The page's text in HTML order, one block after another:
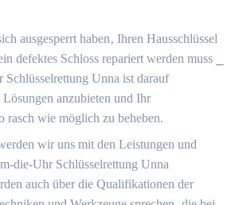
ausgesperrt haben‚ Ihren Hausschlüssel
defektes Schloss repariert werden muss ⎯
Unna ist darauf
Lösungen anzubieten und Ihr
rasch wie möglich zu beheben.
wir uns mit den Leistungen und
die-Uhr Schlüsselrettung Unna
auch über die Qualifikationen der